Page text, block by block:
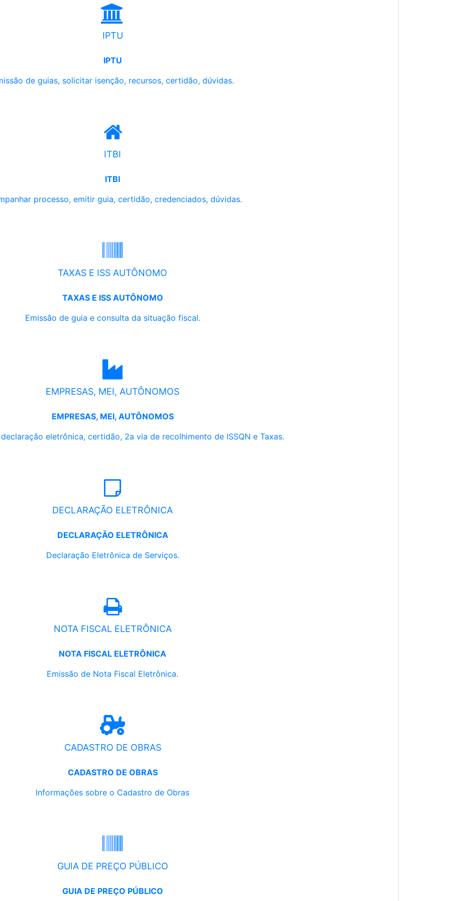
IPTU
IPTU
de guias, solicitar isenção, recursos, certidão, dúvidas.
ITBI
ITBI
processo, emitir guia, certidão, credenciados, dúvidas.
TAXAS E ISS AUTÔNOMO
TAXAS E ISS AUTÔNOMO
Emissão de guia e consulta da situação fiscal.
EMPRESAS, MEI, AUTÔNOMOS
EMPRESAS, MEI, AUTÔNOMOS
eletrônica, certidão, 2a via de recolhimento de ISSQN e Taxas.
DECLARAÇÃO ELETRÔNICA
DECLARAÇÃO ELETRÔNICA
Declaração Eletrônica de Serviços.
NOTA FISCAL ELETRÔNICA
NOTA FISCAL ELETRÔNICA
Emissão de Nota Fiscal Eletrônica.
CADASTRO DE OBRAS
CADASTRO DE OBRAS
Informações sobre o Cadastro de Obras
GUIA DE PREÇO PÚBLICO
GUIA DE PREÇO PÚBLICO